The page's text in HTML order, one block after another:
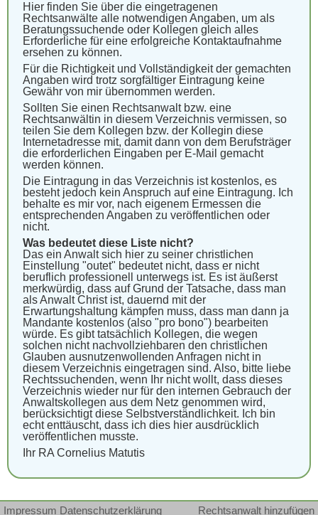
Hier finden Sie über die eingetragenen
Rechtsanwälte alle notwendigen Angaben, um als
Beratungssuchende oder Kollegen gleich alles
Erforderliche für eine erfolgreiche Kontaktaufnahme
ersehen zu können.
Für die Richtigkeit und Vollständigkeit der gemachten
Angaben wird trotz sorgfältiger Eintragung keine
Gewähr von mir übernommen werden.
Sollten Sie einen Rechtsanwalt bzw. eine
Rechtsanwältin in diesem Verzeichnis vermissen, so
teilen Sie dem Kollegen bzw. der Kollegin diese
Internetadresse mit, damit dann von dem Berufsträger
die erforderlichen Eingaben per E-Mail gemacht
werden können.
Die Eintragung in das Verzeichnis ist kostenlos, es
besteht jedoch kein Anspruch auf eine Eintragung. Ich
behalte es mir vor, nach eigenem Ermessen die
entsprechenden Angaben zu veröffentlichen oder
nicht.
Was bedeutet diese Liste nicht?
Das ein Anwalt sich hier zu seiner christlichen
Einstellung "outet" bedeutet nicht, dass er nicht
beruflich professionell unterwegs ist. Es ist äußerst
merkwürdig, dass auf Grund der Tatsache, dass man
als Anwalt Christ ist, dauernd mit der
Erwartungshaltung kämpfen muss, dass man dann ja
Mandante kostenlos (also "pro bono") bearbeiten
würde. Es gibt tatsächlich Kollegen, die wegen
solchen nicht nachvollziehbaren den christlichen
Glauben ausnutzenwollenden Anfragen nicht in
diesem Verzeichnis eingetragen sind. Also, bitte liebe
Rechtssuchenden, wenn Ihr nicht wollt, dass dieses
Verzeichnis wieder nur für den internen Gebrauch der
Anwaltskollegen aus dem Netz genommen wird,
berücksichtigt diese Selbstverständlichkeit. Ich bin
echt enttäuscht, dass ich dies hier ausdrücklich
veröffentlichen musste.
Ihr RA Cornelius Matutis
Impressum Datenschutzerklärung Rechtsanwalt hinzufügen